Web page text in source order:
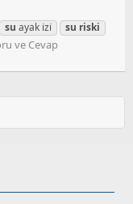
su ayak i̇zi̇ su riski
ve Cevap